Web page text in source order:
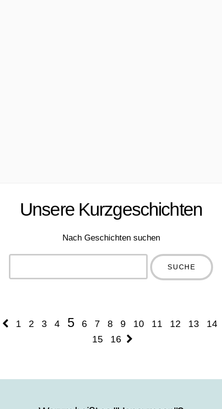
Unsere Kurzgeschichten
Nach Geschichten suchen
Type 2 or
1 2 3 4 5 6 7 8 9 10 11 12 13
14
15
16